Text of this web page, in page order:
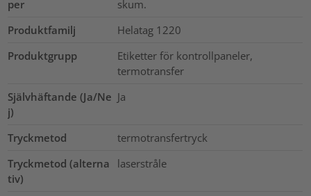
per
skum.
Produktfamilj
Helatag 1220
Produktgrupp
Etiketter för kontrollpaneler,
termotransfer
Självhäftande (Ja/Ne
j)
Ja
Tryckmetod
termotransfertryck
Tryckmetod (alterna
tiv)
laserstråle